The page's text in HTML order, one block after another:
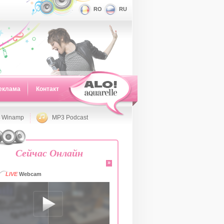
RO RU
Контакт
Winamp MP3 Podcast
Сейчас Онлайн
»
LIVEWebcam